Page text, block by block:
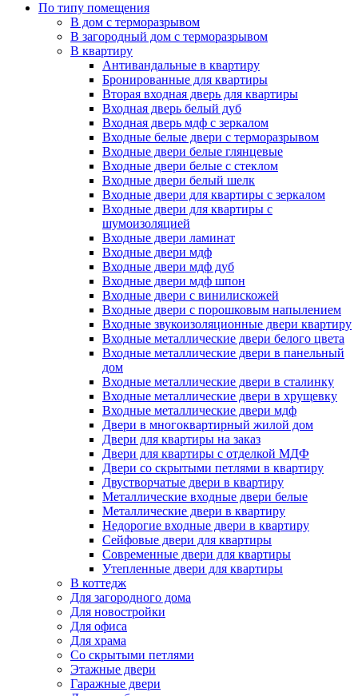
По типу помещения
В дом с терморазрывом
В загородный дом с терморазрывом
В квартиру
Антивандальные в квартиру
Бронированные для квартиры
Вторая входная дверь для квартиры
Входная дверь белый дуб
Входная дверь мдф с зеркалом
Входные белые двери с терморазрывом
Входные двери белые глянцевые
Входные двери белые с стеклом
Входные двери белый шелк
Входные двери для квартиры с зеркалом
Входные двери для квартиры с
шумоизоляцией
Входные двери ламинат
Входные двери мдф
Входные двери мдф дуб
Входные двери мдф шпон
Входные двери с винилискожей
Входные двери с порошковым напылением
Входные звукоизоляционные двери квартиру
Входные металлические двери белого цвета
Входные металлические двери в панельный
дом
Входные металлические двери в сталинку
Входные металлические двери в хрущевку
Входные металлические двери мдф
Двери в многоквартирный жилой дом
Двери для квартиры на заказ
Двери для квартиры с отделкой МДФ
Двери со скрытыми петлями в квартиру
Двустворчатые двери в квартиру
Металлические входные двери белые
Металлические двери в квартиру
Недорогие входные двери в квартиру
Сейфовые двери для квартиры
Современные двери для квартиры
Утепленные двери для квартиры
В коттедж
Для загородного дома
Для новостройки
Для офиса
Для храма
Со скрытыми петлями
Этажные двери
Гаражные двери